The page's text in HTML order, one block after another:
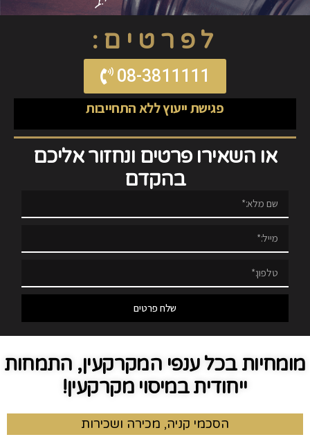
מומחיות בכל ענפי המקרקעין, התמחות
ייחודית במיסוי מקרקעין!
הסכמי קניה, מכירה ושכירות
לפרטים:
08-3811111
פגישת ייעוץ ללא התחייבות
או השאירו פרטים ונחזור אליכם
בהקדם
שלח פרטים